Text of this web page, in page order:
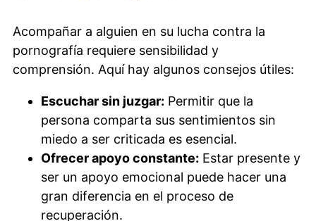
Acompañar a alguien en su lucha contra la
pornografía requiere sensibilidad y
comprensión. Aquí hay algunos consejos útiles:
Escuchar sin juzgar: Permitir que la
persona comparta sus sentimientos sin
miedo a ser criticada es esencial.
Ofrecer apoyo constante: Estar presente y
ser un apoyo emocional puede hacer una
gran diferencia en el proceso de
recuperación.